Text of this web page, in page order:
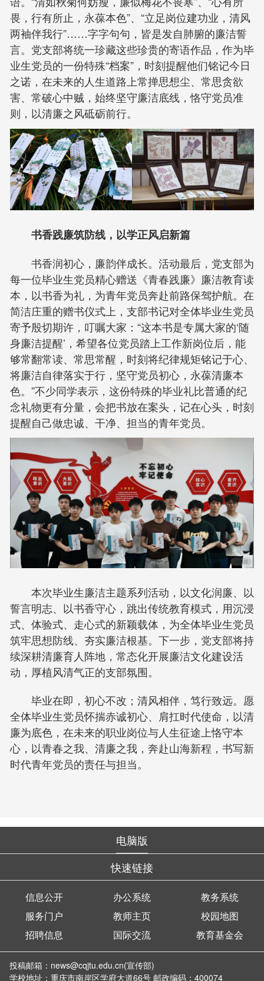
畏，行有所止，永葆本色”、“立足岗位建功业，清风
两袖伴我行”……字字句句，皆是发自肺腑的廉洁誓
言。党支部将统一珍藏这些珍贵的寄语作品，作为毕
业生党员的一份特殊“档案”，时刻提醒他们铭记今日
之诺，在未来的人生道路上常掸思想尘、常思贪欲
害、常破心中贼，始终坚守廉洁底线，恪守党员准
则，以清廉之风砥砺前行。
书香践廉筑防线，以学正风启新篇
书香润初心，廉韵伴成长。活动最后，党支部为
每一位毕业生党员精心赠送《青春践廉》廉洁教育读
本，以书香为礼，为青年党员奔赴前路保驾护航。在
简洁庄重的赠书仪式上，支部书记对全体毕业生党员
寄予殷切期许，叮嘱大家：“这本书是专属大家的‘随
身廉洁提醒’，希望各位党员踏上工作新岗位后，能
够常翻常读、常思常醒，时刻将纪律规矩铭记于心、
将廉洁自律落实于行，坚守党员初心，永葆清廉本
色。”不少同学表示，这份特殊的毕业礼比普通的纪
念礼物更有分量，会把书放在案头，记在心头，时刻
提醒自己做忠诚、干净、担当的青年党员。
本次毕业生廉洁主题系列活动，以文化润廉、以
誓言明志、以书香守心，跳出传统教育模式，用沉浸
式、体验式、走心式的新颖载体，为全体毕业生党员
筑牢思想防线、夯实廉洁根基。下一步，党支部将持
续深耕清廉育人阵地，常态化开展廉洁文化建设活
动，厚植风清气正的支部氛围。
毕业在即，初心不改；清风相伴，笃行致远。愿
全体毕业生党员怀揣赤诚初心、肩扛时代使命，以清
廉为底色，在未来的职业岗位与人生征途上恪守本
心，以青春之我、清廉之我，奔赴山海新程，书写新
时代青年党员的责任与担当。
电脑版
快速链接
信息公开 办公系统
教务系统
服务门户
教师主页
校园地图
招聘信息
国际交流 教育基金会
投稿邮箱：news@cqjtu.edu.cn(宣传部)
学校地址：重庆市南岸区学府大道66号 邮政编码：400074